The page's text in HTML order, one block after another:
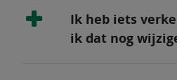
Ik heb iets
ik dat nog